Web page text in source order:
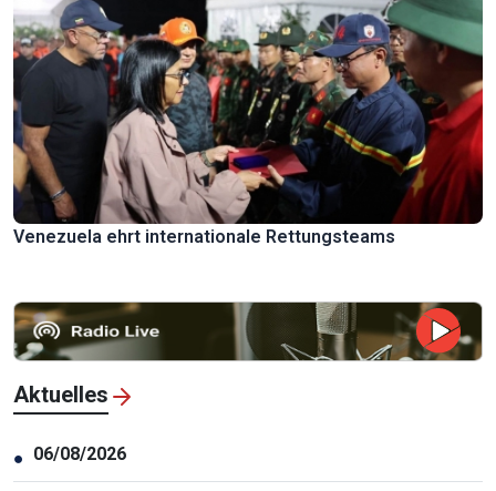
Venezuela ehrt internationale Rettungsteams
Aktuelles
● 06/08/2026